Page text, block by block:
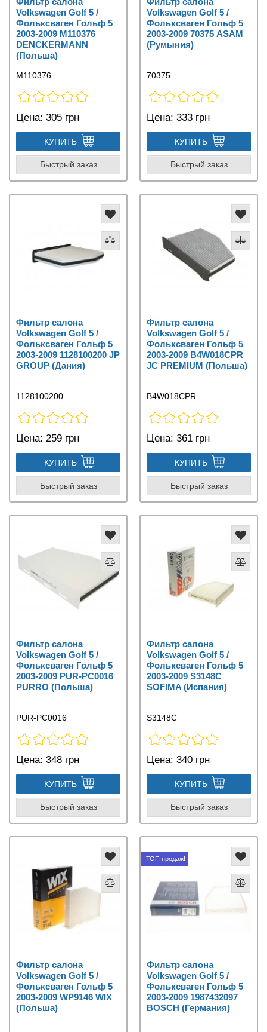
Volkswagen Golf 5 /
Фольксваген Гольф 5
2003-2009 M110376
DENCKERMANN
(Польша)
M110376
Цена: 305 грн
КУПИТЬ
Быстрый заказ
Volkswagen Golf 5 /
Фольксваген Гольф 5
2003-2009 70375 ASAM
(Румыния)
70375
Цена: 333 грн
КУПИТЬ
Быстрый заказ
Фильтр салона
Volkswagen Golf 5 /
Фольксваген Гольф 5
2003-2009 1128100200 JP
GROUP (Дания)
1128100200
Цена: 259 грн
КУПИТЬ
Быстрый заказ
Фильтр салона
Volkswagen Golf 5 /
Фольксваген Гольф 5
2003-2009 B4W018CPR
JC PREMIUM (Польша)
B4W018CPR
Цена: 361 грн
КУПИТЬ
Быстрый заказ
Фильтр салона
Volkswagen Golf 5 /
Фольксваген Гольф 5
2003-2009 PUR-PC0016
PURRO (Польша)
PUR-PC0016
Цена: 348 грн
КУПИТЬ
Быстрый заказ
Фильтр салона
Volkswagen Golf 5 /
Фольксваген Гольф 5
2003-2009 S3148C
SOFIMA (Испания)
S3148C
Цена: 340 грн
КУПИТЬ
Быстрый заказ
Фильтр салона
Volkswagen Golf 5 /
Фольксваген Гольф 5
2003-2009 WP9146 WIX
(Польша)
ТОП продаж!
Фильтр салона
Volkswagen Golf 5 /
Фольксваген Гольф 5
2003-2009 1987432097
BOSCH (Германия)